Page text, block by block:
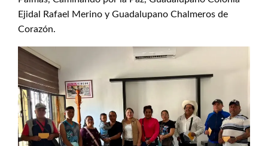
Ejidal Rafael Merino y Guadalupano Chalmeros de
Corazón.